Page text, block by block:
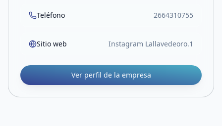
Teléfono 2664310755
Sitio web Instagram Lallavedeoro.1
Ver perfil de la empresa